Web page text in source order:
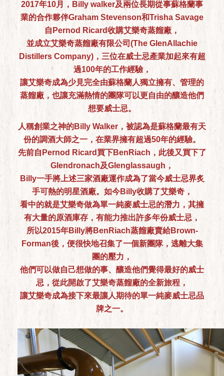
2017年10月，Billy walker及兩位長期從事蘇格蘭事
業的合作夥伴Graham Stevenson和Trisha Savage
自Pernod Ricard收購艾樂奇蒸餾廠，
並成立艾樂奇蒸餾廠有限公司(The GlenAllachie
Distillers Company)，三位在威士忌產業加起來有超
過100年的工作經驗，
讓艾樂奇成為少見完全由蘇格蘭人獨立擁有、管理的
蒸餾廠，也讓充滿熱情的團隊可以更自由的釀造他們
想要威士忌。
人稱創業之神的Billy Walker，被認為是蘇格蘭最有天
份的調酒大師之一，在業界擁有超過50年的經驗。
先前自Pernod Ricard買下BenRiach，此後又買下了
Glendronach及Glenglassaugh，
Billy一手將上述三家酒廠運作成為了當今威士忌界炙
手可熱的明星酒廠。如今Billy收購了艾樂奇，
看中的就是艾樂奇做為單一純麥威士忌的潛力，其擁
有大量的原酒庫存，有能力推出許多年份威士忌，
所以2015年Billy將BenRiach蒸餾廠賣給Brown-
Forman後，便很快地召集了一個新團隊，逃離大集
團的壓力，
他們可以做自己想做的事、釀造他們覺得最好的威士
忌，從此開啟了艾樂奇蒸餾廠的全新旅程，
讓艾樂奇成為接下來最讓人期待的單一純麥威士忌品
牌之一。